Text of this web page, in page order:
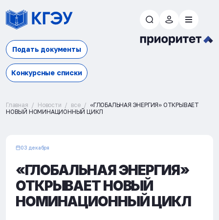
Подать документы
Конкурсные списки
Главная Новости все
«ГЛОБАЛЬНАЯ ЭНЕРГИЯ» ОТКРЫВАЕТ
НОВЫЙ НОМИНАЦИОННЫЙ ЦИКЛ
03 декабря
«ГЛОБАЛЬНАЯ ЭНЕРГИЯ»
ОТКРЫВАЕТ НОВЫЙ
НОМИНАЦИОННЫЙ ЦИКЛ